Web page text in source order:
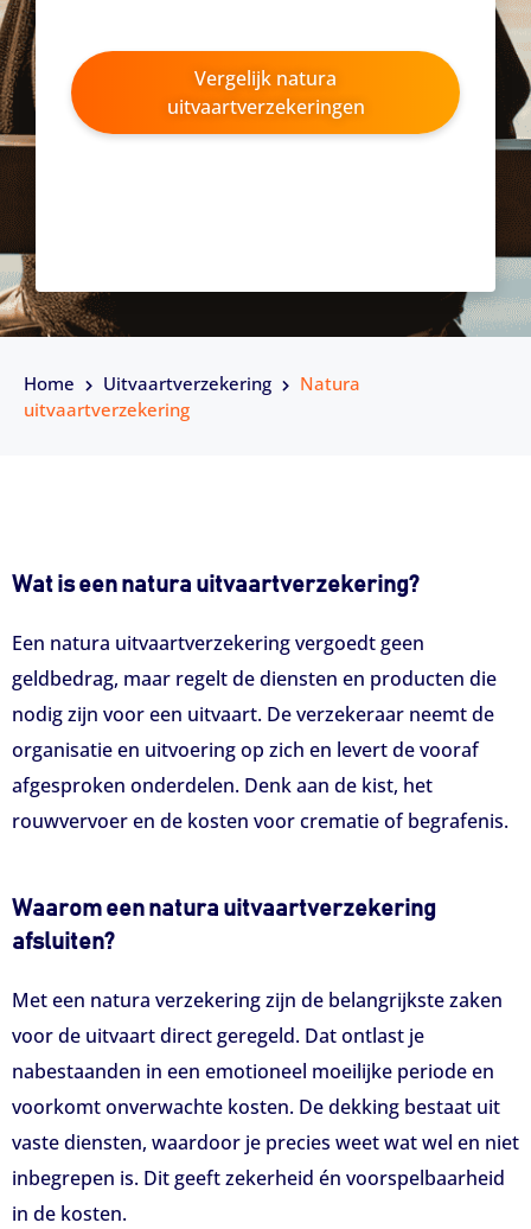
Vergelijk natura
uitvaartverzekeringen
Home Uitvaartverzekering
Natura
uitvaartverzekering
Wat is een natura uitvaartverzekering?
Een natura uitvaartverzekering vergoedt geen
geldbedrag, maar regelt de diensten en producten die
nodig zijn voor een uitvaart. De verzekeraar neemt de
organisatie en uitvoering op zich en levert de vooraf
afgesproken onderdelen. Denk aan de kist, het
rouwvervoer en de kosten voor crematie of begrafenis.
Waarom een natura uitvaartverzekering
afsluiten?
Met een natura verzekering zijn de belangrijkste zaken
voor de uitvaart direct geregeld. Dat ontlast je
nabestaanden in een emotioneel moeilijke periode en
voorkomt onverwachte kosten. De dekking bestaat uit
vaste diensten, waardoor je precies weet wat wel en niet
inbegrepen is. Dit geeft zekerheid én voorspelbaarheid
in de kosten.